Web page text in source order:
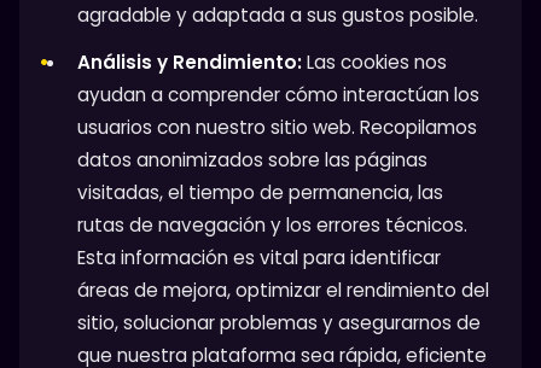
agradable y adaptada a sus gustos posible.
Análisis y Rendimiento:Las cookies nos
ayudan a comprender cómo interactúan los
usuarios con nuestro sitio web. Recopilamos
datos anonimizados sobre las páginas
visitadas, el tiempo de permanencia, las
rutas de navegación y los errores técnicos.
Esta información es vital para identificar
áreas de mejora, optimizar el rendimiento del
sitio, solucionar problemas y asegurarnos de
que nuestra plataforma sea rápida, eficiente